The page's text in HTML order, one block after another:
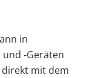
in
-Geräten
direkt mit dem